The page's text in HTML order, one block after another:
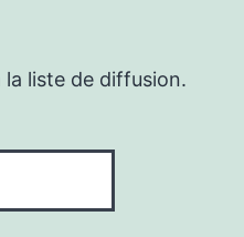
liste de diffusion.